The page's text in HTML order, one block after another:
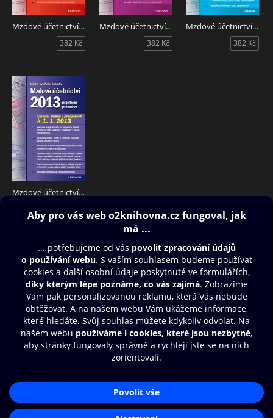
Mzdové účetnictví 2016
382 Kč
Mzdové účetnictví 2015
382 Kč
Mzdové účetnictví 2014
382 Kč
Mzdové účetnictví 2013
382 Kč
Obsah ke stažení
Moje O2 Knihovna
Další zábava
© O2 Czech Republic a.s.
Přístupnost
Zásady zpracování osobních údajůAplikace O2 Knihovna